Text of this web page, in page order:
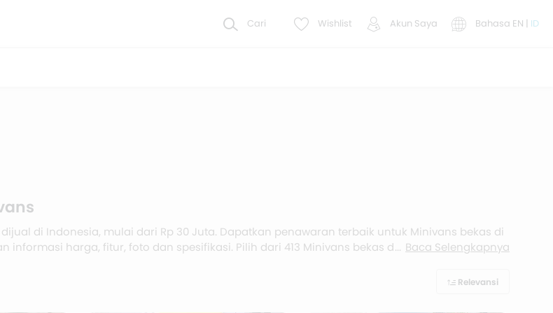
Cari Wishlist Akun Saya Bahasa EN | ID
di Indonesia, mulai dari Rp 30 Juta. Dapatkan penawaran terbaik untuk Minivans bekas di
informasi harga, fitur, foto dan spesifikasi. Pilih dari 413 Minivans bekas di IndonesiaBaca Selengkapnya
Relevansi